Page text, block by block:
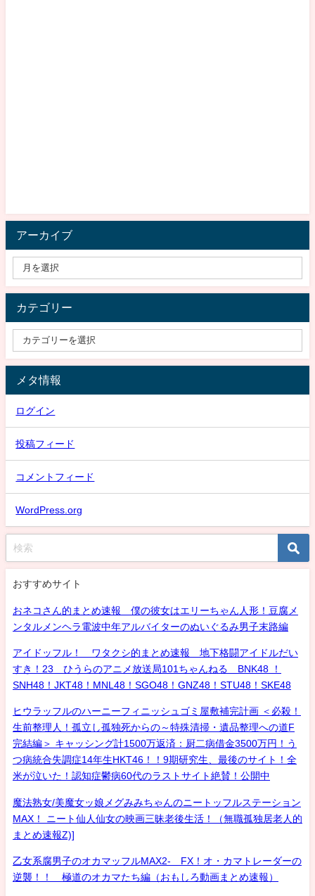
アーカイブ
カテゴリー
メタ情報
ログイン
投稿フィード
コメントフィード
WordPress.org
おすすめサイト
おネコさん的まとめ速報 僕の彼女はエリーちゃん人形！豆腐メ
ンタルメンヘラ電波中年アルバイターのぬいぐるみ男子末路編
アイドッフル！ ワタクシ的まとめ速報 地下格闘アイドルだい
すき！23 ひうらのアニメ放送局101ちゃんねる BNK48 ！
SNH48！JKT48！MNL48！SGO48！GNZ48！STU48！SKE48
ヒウラッフルのハーニーフィニッシュゴミ屋敷補完計画 ＜必殺！
生前整理人！孤立し孤独死からの～特殊清掃・遺品整理への道F
完結編＞ キャッシング計1500万返済：厨二病借金3500万円！う
つ病統合失調症14年生HKT46！！9期研究生、最後のサイト！全
米が泣いた！認知症鬱病60代のラストサイト絶賛！公開中
魔法熟女/美魔女ッ娘メグみみちゃんのニートッフルステーション
MAX！ ニート仙人仙女の映画三昧老後生活！（無職孤独居老人的
まとめ速報Z)]
乙女系腐男子のオカマッフルMAX2- FX！オ・カマトレーダーの
逆襲！！ 極道のオカマたち編（おもしろ動画まとめ速報）